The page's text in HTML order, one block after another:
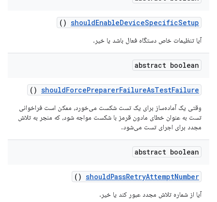
shouldEnableDeviceSpecificSetup
()
آیا تنظیمات خاص دستگاه فعال باشد یا خیر.
abstract boolean
shouldForcePreparerFailureAsTestFailure
()
وقتی یک آماده‌ساز برای یک تست شکست می‌خورد، ممکن است فراخوانی
تست به عنوان خطای مادون قرمز با شکست مواجه شود، که منجر به تلاش
مجدد برای اجرای تست می‌شود.
abstract boolean
shouldPassRetryAttemptNumber
()
آیا از شماره تلاش مجدد عبور کند یا خیر.